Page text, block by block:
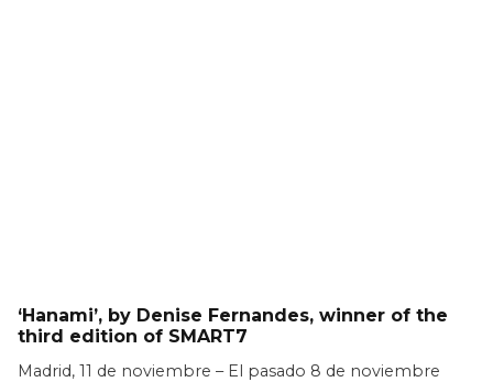
‘Hanami’, by Denise Fernandes, winner of the
third edition of SMART7
Madrid, 11 de noviembre – El pasado 8 de noviembre